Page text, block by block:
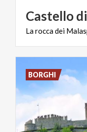
Castellodi
Laroccadei
BORGHI